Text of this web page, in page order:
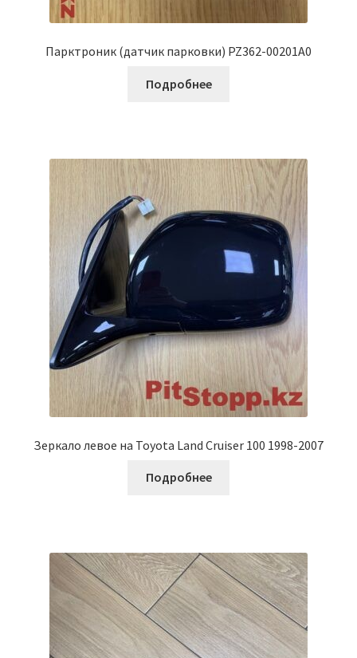
Парктроник (датчик парковки) PZ362-00201A0
Подробнее
Зеркало левое на Toyota Land Cruiser 100 1998-2007
Подробнее